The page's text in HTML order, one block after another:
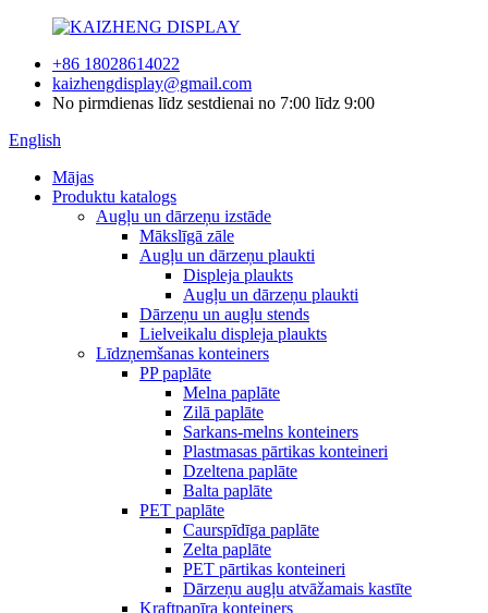
+86 18028614022
kaizhengdisplay@gmail.com
No pirmdienas līdz sestdienai no 7:00 līdz 9:00
English
Mājas
Produktu katalogs
Augļu un dārzeņu izstāde
Mākslīgā zāle
Augļu un dārzeņu plaukti
Displeja plaukts
Augļu un dārzeņu plaukti
Dārzeņu un augļu stends
Lielveikalu displeja plaukts
Līdzņemšanas konteiners
PP paplāte
Melna paplāte
Zilā paplāte
Sarkans-melns konteiners
Plastmasas pārtikas konteineri
Dzeltena paplāte
Balta paplāte
PET paplāte
Caurspīdīga paplāte
Zelta paplāte
PET pārtikas konteineri
Dārzeņu augļu atvāžamais kastīte
Kraftpapīra konteiners